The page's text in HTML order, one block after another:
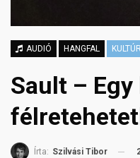
AUDIÓ HANGFAL
Sault –
Írta: Szilvási Tibor